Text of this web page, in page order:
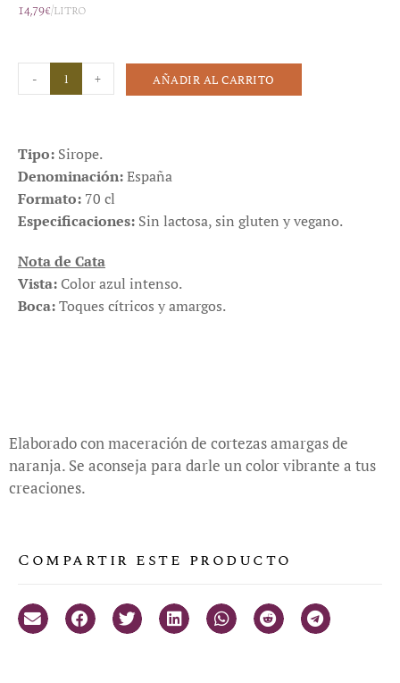
14,79€/litro
- + AÑADIR AL CARRITO
Tipo: Sirope.
Denominación:España
Formato: 70 cl
Especificaciones: Sin lactosa, sin gluten y vegano.
Nota de Cata
Vista: Color azul intenso.
Boca:Toques cítricos y amargos.
Elaborado con maceración de cortezas amargas de
naranja. Se aconseja para darle un color vibrante a tus
creaciones.
Compartir este producto